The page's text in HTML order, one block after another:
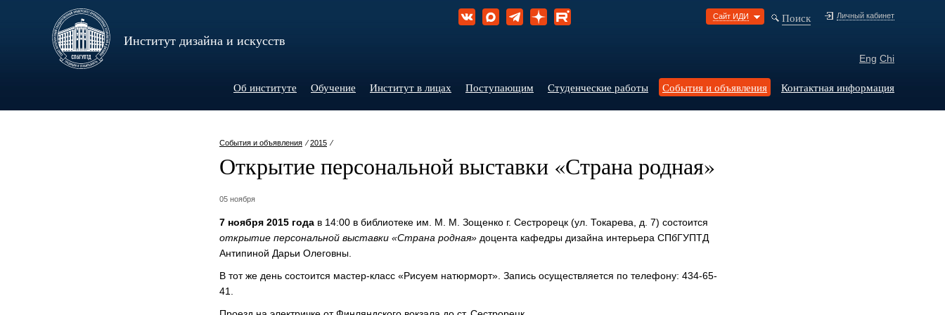
Институт дизайна и искусств
Личный кабинет
Поиск
Сайт ИДИ
Eng Chi
Об институте Обучение Институт в лицах Поступающим Студенческие работы События и объявления Контактная информация
События и объявления ⁄2015 ⁄
Открытие персональной выставки «Страна родная»
05 ноября
7 ноября 2015 года в 14:00 в библиотеке им. М. М. Зощенко г. Сестрорецк (ул. Токарева, д. 7) состоится
открытие персональной выставки «Страна родная» доцента кафедры дизайна интерьера СПбГУПТД
Антипиной Дарьи Олеговны.
В тот же день состоится мастер-класс «Рисуем натюрморт». Запись осуществляется по телефону: 434-65-
41.